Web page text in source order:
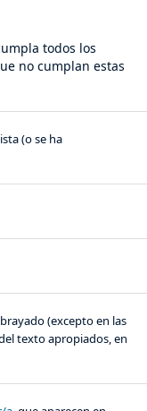
todos los
no cumplan estas
(o se ha
(excepto en las
texto apropiados, en